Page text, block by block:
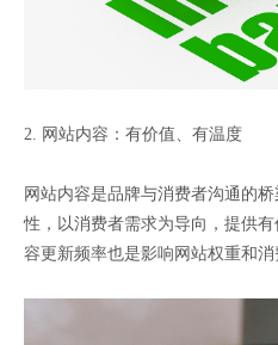
2. 网站内容：有价值、有温度
网站内容是品牌与消费者沟通的
性，以消费者需求为导向，提供
容更新频率也是影响网站权重和消